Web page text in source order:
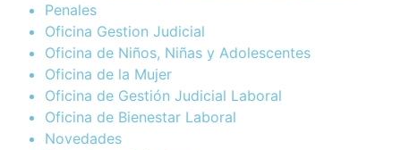
Penales
Oficina Gestion Judicial
Oficina de Niños, Niñas y Adolescentes
Oficina de la Mujer
Oficina de Gestión Judicial Laboral
Oficina de Bienestar Laboral
Novedades